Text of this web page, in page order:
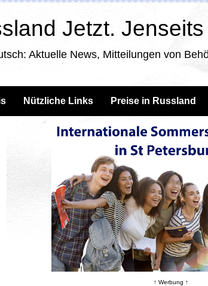
Jetzt.
Aktuelle News, Mitteilungen von
Nützliche Links Preise in Russland
↑ Werbung ↑